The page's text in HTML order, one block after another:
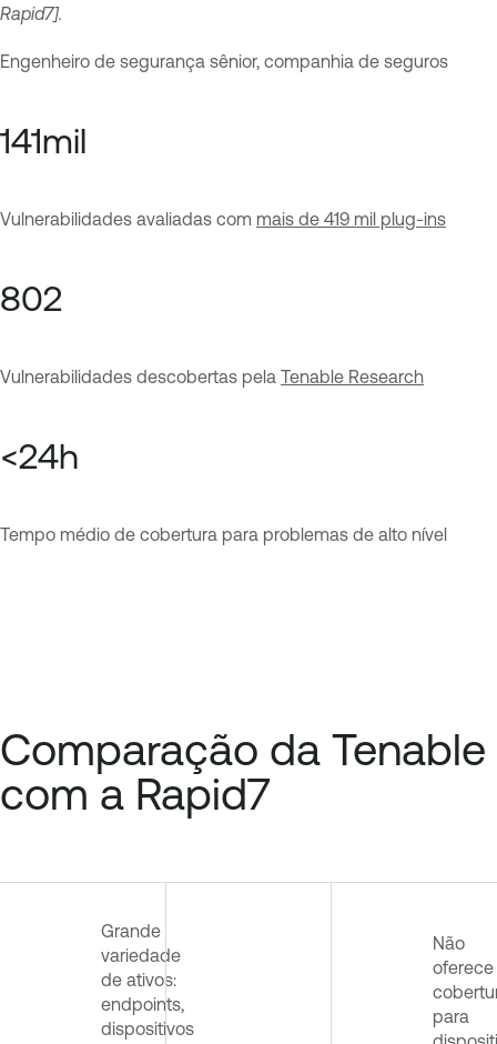
Rapid7].
Engenheiro de segurança sênior, companhia de seguros
141mil
Vulnerabilidades avaliadas com mais de 419 mil plug-ins
802
Vulnerabilidades descobertas pela Tenable Research
<24h
Tempo médio de cobertura para problemas de alto nível
Comparação da Tenable
com a Rapid7
Grande
variedade
de ativos:
endpoints,
dispositivos
Não
oferece
para